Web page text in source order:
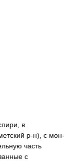
в
р-н), с мон-
часть
с